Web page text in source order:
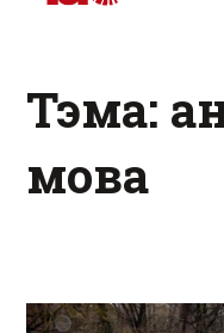
Тэма:
мова